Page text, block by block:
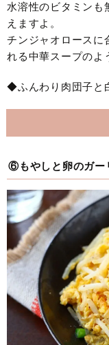
水溶性のビタミンも
えますよ。
チンジャオロースに
れる中華スープのよ
◆ふんわり肉団子と
⑥もやしと卵のガー